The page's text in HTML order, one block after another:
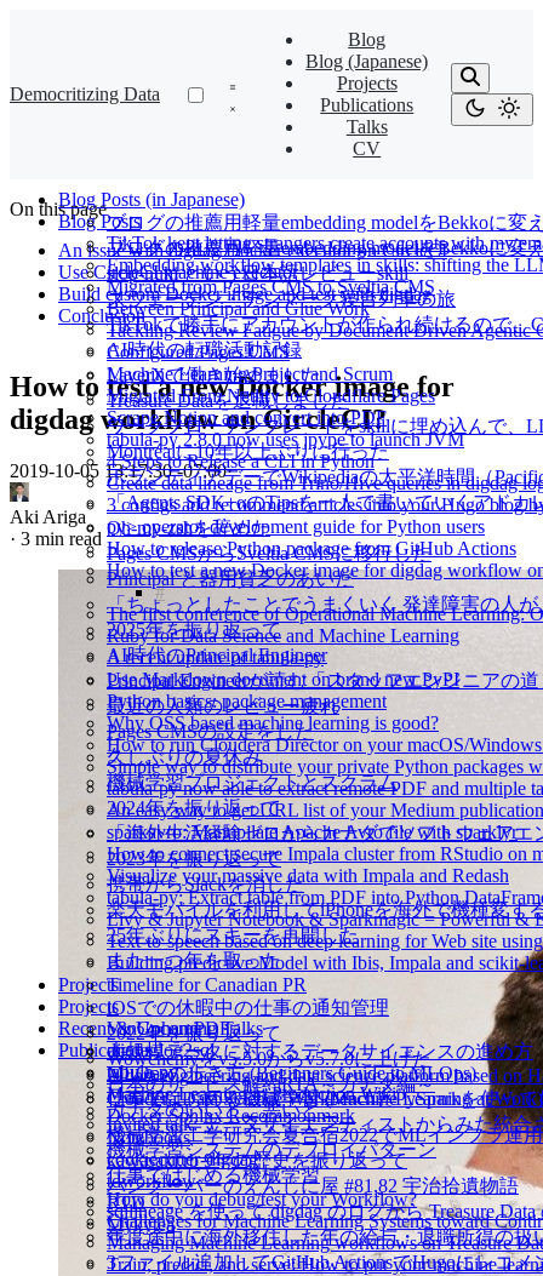
Democritizing Data
Blog
Blog (Japanese)
Projects
Publications
Talks
CV
Blog Posts (in Japanese)
ブログの推薦用軽量embedding modelをBekkoに変
ブログの推薦用軽量embedding modelをBekkoに
slop-nuki という日本語レビューskill
スウェーデン・デンマーク寝台列車の旅
TikTokで勝手にアカウントが作られ続けるので、
AI時代の転職活動記録
LayerXで働き始めました
Treasure Dataを退職しました
ワークフローテンプレートをskillに埋め込んで、
Montréalに10年以上ぶりに行った
ボランティアデーでWikipediaの太平洋時間（
「Agents SDK+αのTipsを一人で書いていくアドカ
Oh-my-zshを辞めた
Pages CMSからSveltia CMSに移行した
Principal と器用貧乏のあいだ
「ちょっとしたことでうまくいく 発達障害の人
2025年を振り返って
AI時代のPrincipal Engineer
Principal Engineerが読む「スタッフエンジニアの
最近の人類のレビュー疲れ
Pages CMSの設定をした
久しぶりの夏休み
機械学習プロジェクトとスクラム
2024年を振り返って
「海外生活経験ゼロからカナダでソフトウェア
2023年を振り返って
携帯からSlackを消した
楽天モバイルを利用してiPhoneを海外で機種変す
25年ぶりにスキーを再開した
また一つ年を取った
Timeline for Canadian PR
iOSでの休暇中の仕事の通知管理
2022年を振り返って
Wowchemyをv5.5.0からv5.7.0に上げた
日本のサービス解約RTA～カナダ編～
カナダのいいとこ悪いとこ
機械学習工学研究会夏合宿2022でMLインフラ運
kawasaki.rb 9年の歴史を振り返って
バンクーバーのえんじに屋 #81,82 宇治拾遺物語
sqllineage を使って digdag のログから Treasure
年度途中に海外移住した年の給与・退職所得の扱
3ファイル追加してGitHub ActionsでHugoにレコ
Blog Posts
TikTok kept letting strangers create accounts with my
Embedding workflow templates in skills: shifting the
Migrated from Pages CMS to Sveltia CMS
Between Principal and Glue Work
Tackling Review Fatigue by Document Driven Agentic
Configured Pages CMS
Machine Learning Project and Scrum
Migrated From Netlify to Cloudflare Pages
Scrape Notion and convert into PDF
tabula-py 2.8.0 now uses jpype to launch JVM
4 Steps to Release a CLI in Python
Create data lineage from Trino/Hive queries in digdag
3 configs add recommend articles into your Hugo blog
py> operator development guide for Python users
How to release Python package from GitHub Actions
How to test a new Docker image for digdag workflow
The first conference of Operational Machine Learning:
Ruby for Data Science and Machine Learning
A recent update of tabula-py
Use Markdown document on brand new PyPI
Python basics: package management
Why OSS based machine learning is good?
How to run Cloudera Director on your macOS/
Simple way to distribute your private Python packages
tabula-py now able to extract remote PDF and multiple
An easy way to get URL list of your Medium publication
sparkavro: Manupilate Apache Avro file with sparklyr
How to connect secure Impala cluster from RStudio on
Visualize your massive data with Impala and Redash
tabula-py: Extract table from PDF into Python
Livy & Jupyter Notebook & Sparkmagic = Powerful &
Text-to-speech based on deep learning for Web site
Building predictive Model with Ibis, Impala and scikit-
Projects
Projects
VanGohan PDF
digdaglog2sql
tabula-py
Machine Learning in Production Wiki
Docker Sphinx Recommonmark
Notebooks
cookiecutter-digdag
tdworkflow
RTD
Mykytea
Recent & Upcoming Talks
大規模データに対するデータサイエンスの進め方
A data engineering and data science platform based on
Cloudera Data Science WorkbenchとPySparkを使
Invited talk: データサイエンティストからみた統
機械学習システムのデプロイパターン
仕事ではじめる機械学習
How do you debug/test your Workflow?
Challenges for Machine Learning Systems toward
Managing Machine Learning workflows on Treasure
Train, predict, and serve: How to put your machine
Publications
MLOpsの歩き方 (Beginners Guide to MLOps)
仕事ではじめる機械学習 (Machine Learning at Work)
On this page
An issue with digdag Docker executor on CircleCI
Use CircleCI machine executor
Build custom Docker image and test with digdag
Conclusion
How to test a new Docker image for
digdag workflow on CircleCI?
2019-10-05 13:17:30 -07:00·
Aki Ariga
· 3 min read